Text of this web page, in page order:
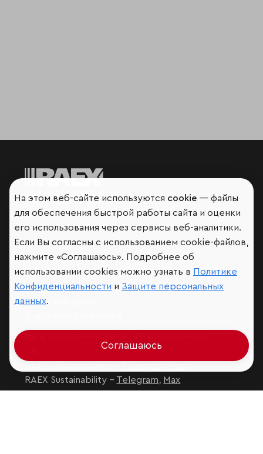
Мир сквозь призму рейтингов
Аналитика
Контактная информация
Подписаться на рассылку
Обратная связь
RAEX Sustainability – Telegram Max
На этом веб-сайте используются cookie — файлы
для обеспечения быстрой работы сайта и оценки
его использования через сервисы веб-аналитики.
Если Вы согласны с использованием cookie-файлов,
нажмите «Соглашаюсь». Подробнее об
использовании cookies можно узнать в Политике
Конфиденциальности и Защите персональных
данных.
Соглашаюсь